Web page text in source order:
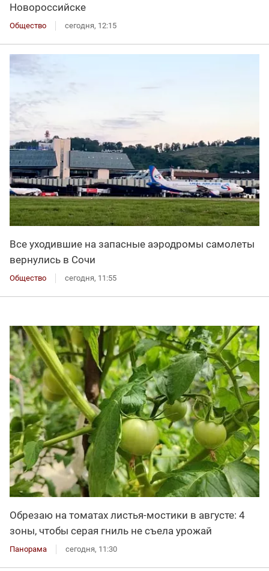
Новороссийске
Общество сегодня, 12:15
Все уходившие на запасные аэродромы самолеты
вернулись в Сочи
Общество сегодня, 11:55
Обрезаю на томатах листья-мостики в августе: 4
зоны, чтобы серая гниль не съела урожай
Панорама сегодня, 11:30